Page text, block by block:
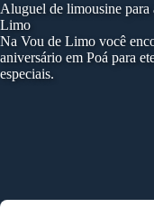
Aluguel de limousine para
Limo
Na Vou de Limo você
aniversário em Poá para
especiais.